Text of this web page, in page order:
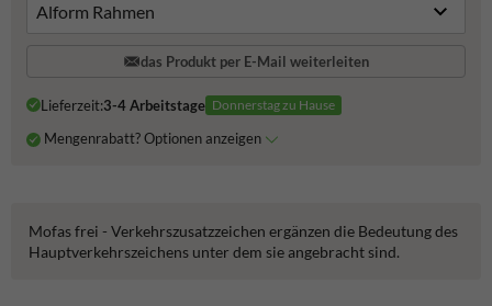
das Produkt per E-Mail weiterleiten
Lieferzeit:3-4 Arbeitstage Donnerstag zu Hause
Mengenrabatt? Optionen anzeigen
Mofas frei - Verkehrszusatzzeichen ergänzen die Bedeutung des
Hauptverkehrszeichens unter dem sie angebracht sind.